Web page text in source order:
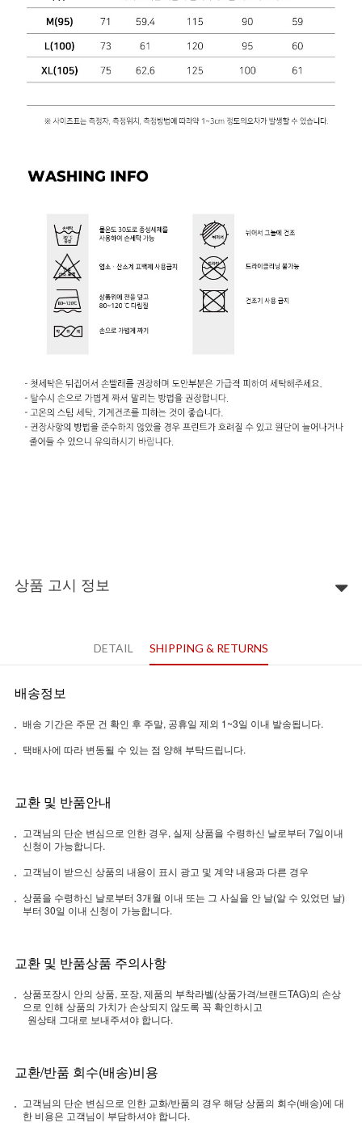
상품 고시 정보
DETAIL SHIPPING & RETURNS
배송정보
배송 기간은 주문 건 확인 후 주말, 공휴일 제외 1~3일 이내 발송됩니다.
택배사에 따라 변동될 수 있는 점 양해 부탁드립니다.
교환 및 반품안내
고객님의 단순 변심으로 인한 경우, 실제 상품을 수령하신 날로부터 7일이내
신청이 가능합니다.
고객님이 받으신 상품의 내용이 표시 광고 및 계약 내용과 다른 경우
상품을 수령하신 날로부터 3개월 이내 또는 그 사실을 안 날(알 수 있었던 날)
부터 30일 이내 신청이 가능합니다.
교환 및 반품상품 주의사항
상품포장시 안의 상품, 포장, 제품의 부착라벨(상품가격/브랜드TAG)의 손상
으로 인해 상품의 가치가 손상되지 않도록 꼭 확인하시고
원상태 그대로 보내주셔야 합니다.
교환/반품 회수(배송)비용
고객님의 단순 변심으로 인한 교화/반품의 경우 해당 상품의 회수(배송)에 대
한 비용은 고객님이 부담하셔야 합니다.